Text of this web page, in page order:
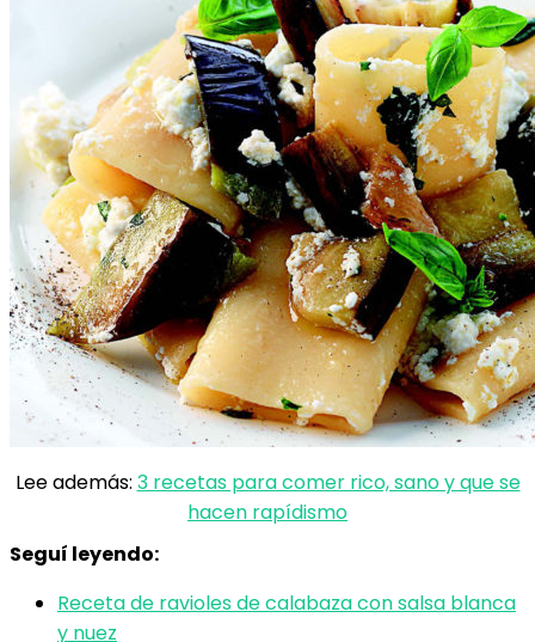
Lee además: 3 recetas para comer rico, sano y que se
hacen rapídismo
Seguí leyendo:
Receta de ravioles de calabaza con salsa blanca
y nuez